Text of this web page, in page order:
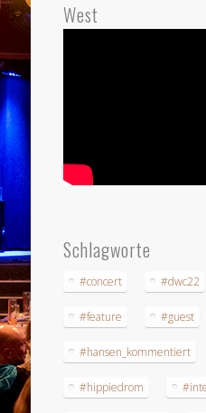
West
Schlagworte
#concert #dwc22
#feature #guest
#hansen_kommentiert
#hippiedrom